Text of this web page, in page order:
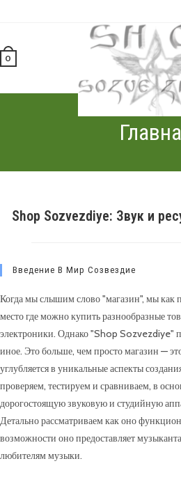
0
Shop Sozvezdiye: Звук и
Введение В Мир Созвездие
Когда мы слышим слово "магазин", мы как
место где можно купить разнообразные
электроники. Однако "Shop Sozvezdiye"
иное. Это больше, чем просто магазин —
углубляется в уникальные аспекты
проверяем, тестируем и сравниваем, в
дорогостоящую звуковую и студийную
Детально рассматриваем как оно
возможности оно предоставляет
любителям музыки.